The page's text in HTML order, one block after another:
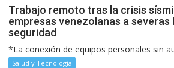
Trabajo remoto tras la crisis
empresas venezolanas a severas
seguridad
*La conexión de equipos personales sin
Salud y Tecnología